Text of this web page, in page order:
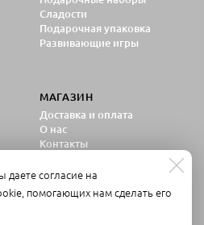
Сладости
Подарочная упаковка
Развивающие игры
МАГАЗИН
Доставка и оплата
О нас
Контакты
даете согласие на
помогающих нам сделать его